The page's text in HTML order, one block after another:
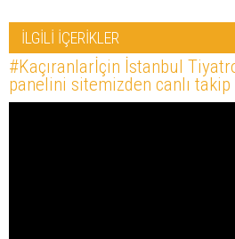
İLGİLİ İÇERİKLER
#Kaçıranlarİçin İstanbul
panelini sitemizden canlı